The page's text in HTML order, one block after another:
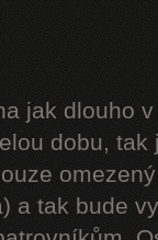
jak dlouho
dobu,
a tak bude